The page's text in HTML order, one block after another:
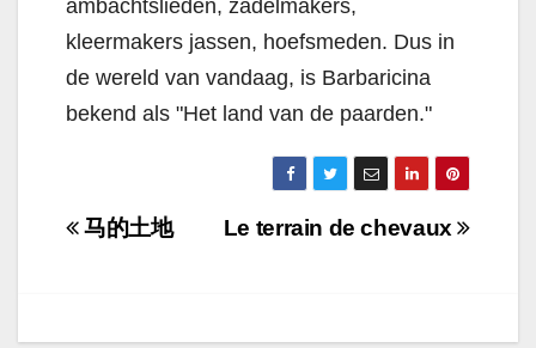
ambachtslieden, zadelmakers,
kleermakers jassen, hoefsmeden. Dus in
de wereld van vandaag, is Barbaricina
bekend als "Het land van de paarden."
NavigazioneLe terrain de chevaux
马的土地